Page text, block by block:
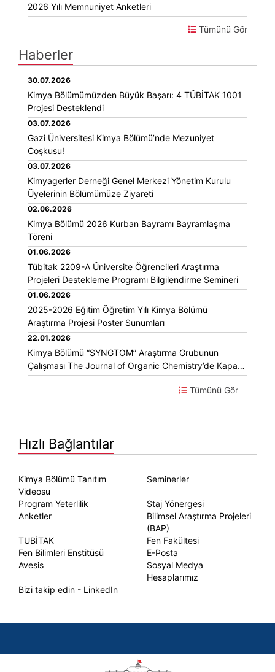
2026 Yılı Memnuniyet Anketleri
Tümünü Gör
Haberler
30.07.2026
Kimya Bölümümüzden Büyük Başarı: 4 TÜBİTAK 1001
Projesi Desteklendi
03.07.2026
Gazi Üniversitesi Kimya Bölümü’nde Mezuniyet
Coşkusu!
03.07.2026
Kimyagerler Derneği Genel Merkezi Yönetim Kurulu
Üyelerinin Bölümümüze Ziyareti
02.06.2026
Kimya Bölümü 2026 Kurban Bayramı Bayramlaşma
Töreni
01.06.2026
Tübitak 2209-A Üniversite Öğrencileri Araştırma
Projeleri Destekleme Programı Bilgilendirme Semineri
01.06.2026
2025-2026 Eğitim Öğretim Yılı Kimya Bölümü
Araştırma Projesi Poster Sunumları
22.01.2026
Kimya Bölümü “SYNGTOM” Araştırma Grubunun
Çalışması The Journal of Organic Chemistry’de Kapak
Yayını Olarak Seçildi
Tümünü Gör
Hızlı Bağlantılar
Kimya Bölümü Tanıtım
Videosu
Seminerler
Program Yeterlilik
Staj Yönergesi
Anketler
Bilimsel Araştırma Projeleri
(BAP)
TUBİTAK
Fen Fakültesi
Fen Bilimleri Enstitüsü
E-Posta
Avesis
Sosyal Medya
Hesaplarımız
Bizi takip edin - LinkedIn